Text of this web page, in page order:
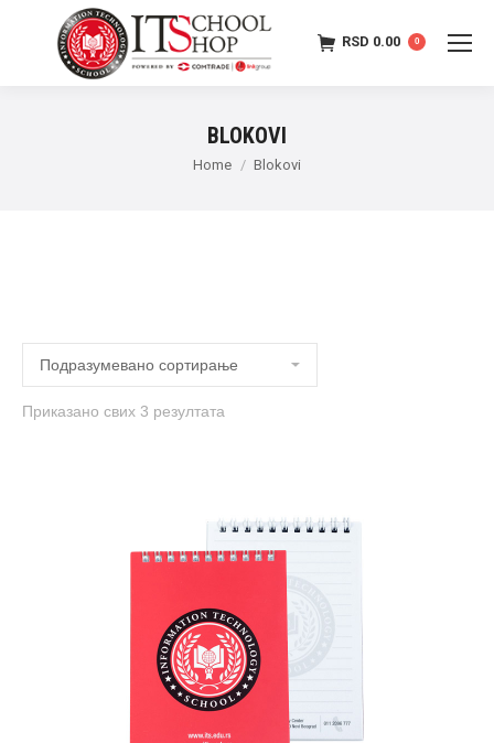
RSD 0.00 0
BLOKOVI
Home Blokovi
Приказано свих 3 резултата